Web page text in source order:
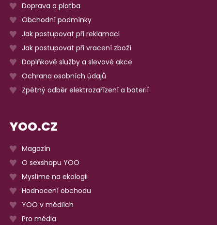
Doprava a platba
Obchodní podmínky
Jak postupovat při reklamaci
Jak postupovat při vracení zboží
Doplňkové služby a slevové akce
Ochrana osobních údajů
Zpětný odběr elektrozařízení a baterií
YOO.CZ
Magazín
O sexshopu YOO
Myslíme na ekologii
Hodnocení obchodu
YOO v médiích
Pro média